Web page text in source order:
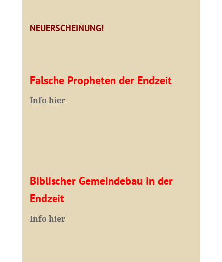
NEUERSCHEINUNG!
Falsche Propheten der Endzeit
Info hier
Biblischer Gemeindebau in der
Endzeit
Info hier